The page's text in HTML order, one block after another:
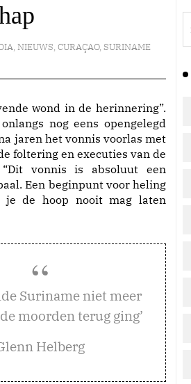
,NIEUWS,CURAÇAO, SURINAME
wond in de herinnering”.
nog eens opengelegd
jaren het vonnis voorlas met
foltering en executies van de
vonnis is absoluut een
Een beginpunt voor heling
de hoop nooit mag laten
Suriname niet meer
moorden terug ging’
Helberg